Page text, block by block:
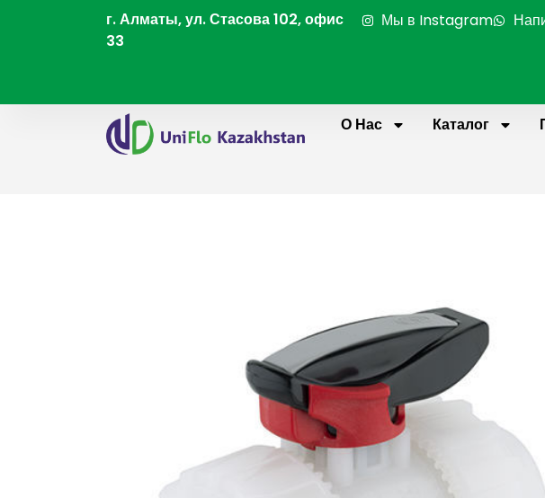
г. Алматы, ул. Стасова 102, офис
33
Мы в Instagram
О Нас
Каталог